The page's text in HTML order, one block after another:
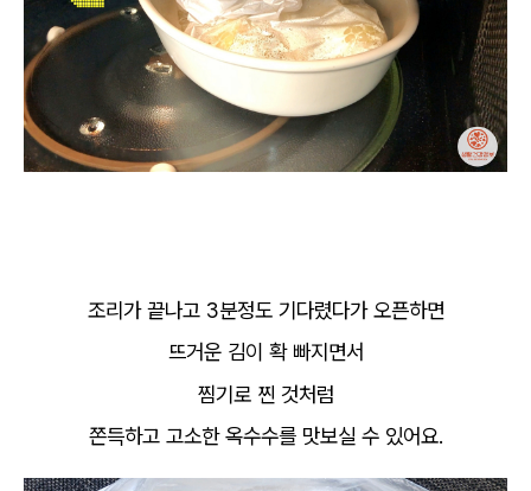
조리가 끝나고 3분정도 기다렸다가 오픈하면
뜨거운 김이 확 빠지면서
찜기로 찐 것처럼
쫀득하고 고소한 옥수수를 맛보실 수 있어요.